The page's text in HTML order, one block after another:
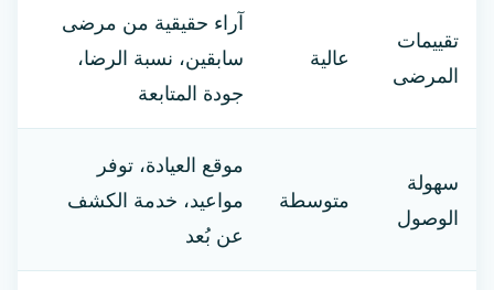
تقييمات
المرضى
عالية
آراء حقيقية من مرضى
سابقين، نسبة الرضا،
جودة المتابعة
سهولة
الوصول
متوسطة
موقع العيادة، توفر
مواعيد، خدمة الكشف
عن بُعد